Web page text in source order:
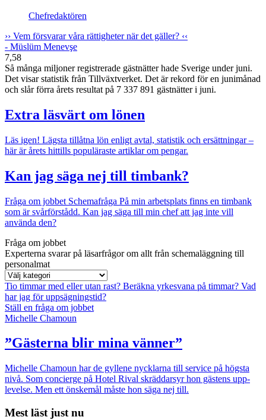
Chefredaktören
›› Vem försvarar våra rättigheter när det gäller? ‹‹
- Müslüm Menevşe
7,58
Så många miljoner registrerade gästnätter hade Sverige under juni.
Det visar statistik från Tillväxtverket. Det är rekord för en junimånad
och slår förra årets resultat på 7 337 891 gästnätter i juni.
Extra läsvärt om lönen
Läs igen! Lägsta tillåtna lön enligt avtal, statistik och ersättningar –
här är årets hittills populäraste artiklar om pengar.
Kan jag säga nej till timbank?
Fråga om jobbet Schemafråga På min arbetsplats finns en timbank
som är svårförstådd. Kan jag säga till min chef att jag inte vill
använda den?
Fråga om jobbet
Experterna svarar på läsarfrågor om allt från schemaläggning till
personalmat
Tio timmar med eller utan rast? Beräkna yrkesvana på timmar? Vad
har jag för uppsägningstid?
Ställ en fråga om jobbet
Michelle Chamoun
”Gästerna blir mina vänner”
Michelle Chamoun har de gyllene nycklarna till service på högsta
nivå. Som concierge på Hotel Rival skräddarsyr hon gästens upp­
levelse. Men ett önskemål måste hon säga nej till.
Mest läst just nu